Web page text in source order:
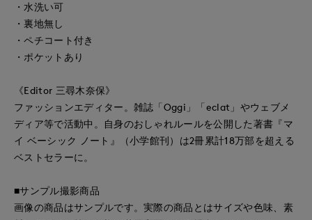
・水洗い可
・裏地無し
・ペチコート付き
・ポケットあり
《Editor 三尋木奈保》
ファッションエディター。雑誌「Oggi」「eclat」やウェブメ
ディア等で活動中。自身のおしゃれルールを公開した著書『マ
イ ベーシック ノート』（小学館刊）は2冊累計18万部を超える
ベストセラーに。
■サンプル撮影商品
画像の商品はサンプルです。実際の商品とはサイズや色味、素